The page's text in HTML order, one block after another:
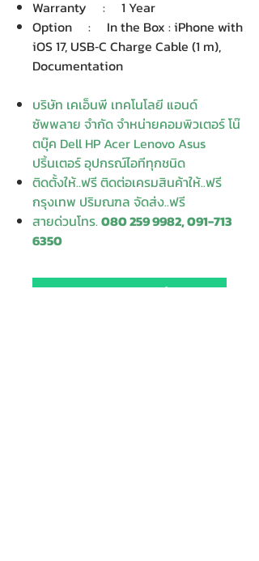
Warranty : 1 Year
Option : In the Box : iPhone with
iOS 17, USB‑C Charge Cable (1 m),
Documentation
บริษัท เคเอ็นพี เทคโนโลยี แอนด์
ซัพพลาย จำกัด จำหน่ายคอมพิวเตอร์ โน๊
ตบุ๊ค Dell HP Acer Lenovo Asus
ปริ้นเตอร์ อุปกรณ์ไอทีทุกชนิด
ติดตั้งให้..ฟรี ติดต่อเครมสินค้าให้..ฟรี
กรุงเทพ ปริมณฑล จัดส่ง..ฟรี
สายด่วนโทร.080 259 9982, 091-713
6350